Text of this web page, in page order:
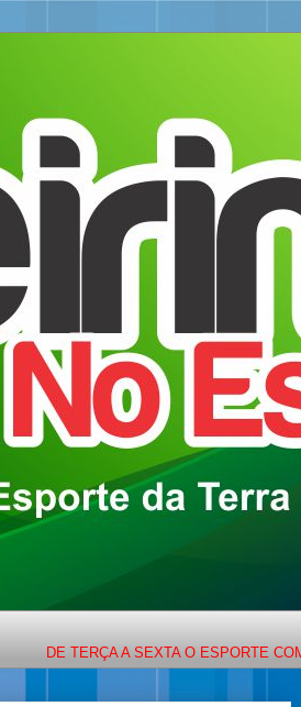
DE TERÇA A SEXTA O ESPORTE COM